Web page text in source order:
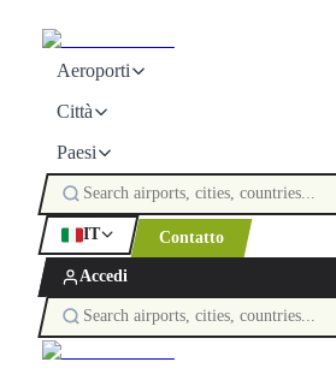
Aeroporti
Città
Paesi
IT Contatto
Accedi